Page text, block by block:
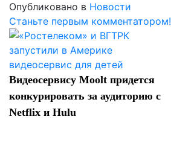
Опубликовано в Новости
Станьте первым комментатором!
Видеосервису Moolt придется
конкурировать за аудиторию с
Netflix и Hulu